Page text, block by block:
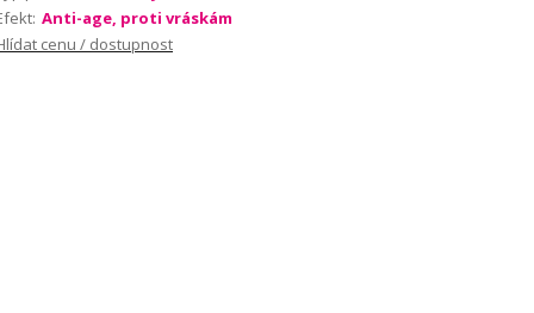
Anti-age, proti vráskám
cenu / dostupnost